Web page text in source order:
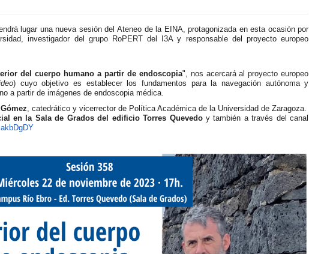
lugar una nueva sesión del Ateneo de la EINA, protagonizada en esta ocasión por
investigador del grupo RoPERT del I3A y responsable del proyecto europeo
del cuerpo humano a partir de endoscopia", nos acercará al proyecto europeo
) cuyo objetivo es establecer los fundamentos para la navegación autónoma y
a partir de imágenes de endoscopia médica.
, catedrático y vicerrector de Política Académica de la Universidad de Zaragoza.
en la Sala de Grados del edificio Torres Quevedoy también a través del canal